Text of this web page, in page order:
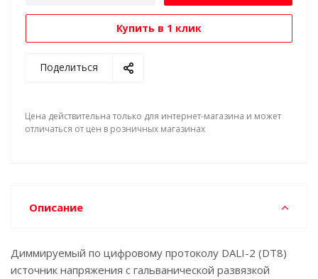
эффективность и расширенная гарантия 5 лет -
Купить в 1 клик
Поделиться
Цена действительна только для интернет-магазина и может
отличаться от цен в розничных магазинах
Описание
Диммируемый по цифровому протоколу DALI-2 (DT8)
источник напряжения с гальванической развязкой